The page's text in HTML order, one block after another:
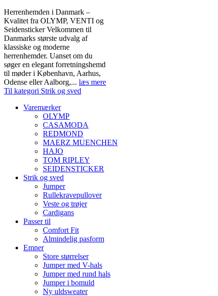
Herrenhemden i Danmark –
Kvalitet fra OLYMP, VENTI og
Seidensticker Velkommen til
Danmarks største udvalg af
klassiske og moderne
herrenhemder. Uanset om du
søger en elegant forretningshemd
til møder i København, Aarhus,
Odense eller Aalborg,... læs mere
Til kategori Strik og sved
Varemærker
OLYMP
CASAMODA
REDMOND
MAERZ MUENCHEN
HAJO
TOM RIPLEY
SEIDENSTICKER
Strik og sved
Jumper
Rullekravepullover
Veste og trøjer
Cardigans
Passer til
Comfort Fit
Almindelig pasform
Emner
Store størrelser
Jumper med V-hals
Jumper med rund hals
Jumper i bomuld
Ny uldsweater